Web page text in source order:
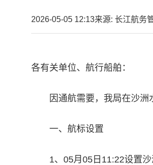
2026-05-05 12:13来源: 长江航务
各有关单位、航行船舶：
因通航需要，我局在沙洲
一、航标设置
1、05月05日11:22设置沙